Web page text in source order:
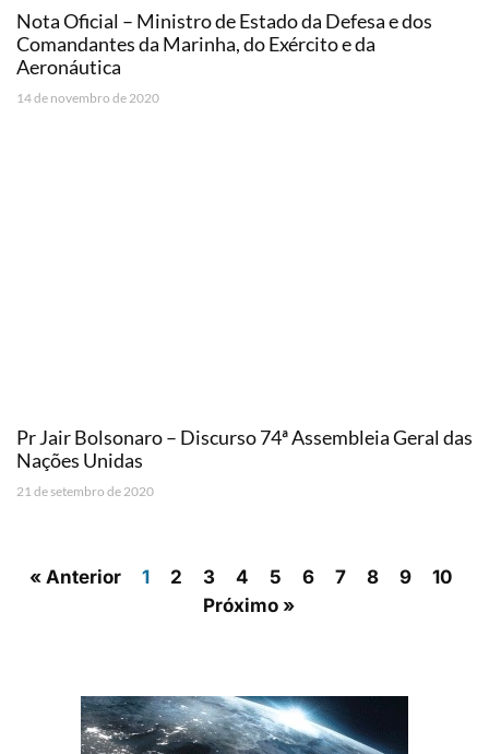
Nota Oficial – Ministro de Estado da Defesa e dos
Comandantes da Marinha, do Exército e da
Aeronáutica
14 de novembro de 2020
Pr Jair Bolsonaro – Discurso 74ª Assembleia Geral das
Nações Unidas
21 de setembro de 2020
« Anterior 1 2 3 4 5 6 7 8 9
10
Próximo »